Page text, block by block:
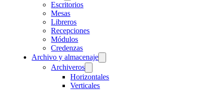
Escritorios
Mesas
Libreros
Recepciones
Módulos
Credenzas
Archivo y almacenaje
Archiveros
Horizontales
Verticales